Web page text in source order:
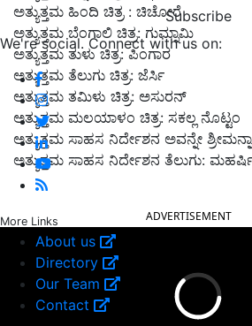
Subscribe
We're social. Connect with us on:
More Links
About us
Directory
Our Team
Contact
ಅತ್ಯುತ್ತಮ ಹಿಂದಿ ಚಿತ್ರ : ಚಿಚೋರೆ
ಅತ್ಯುತ್ತಮ ಬೆಂಗಾಲಿ ಚಿತ್ರ: ಗುಮ್ನಾಮಿ
ಅತ್ಯುತ್ತಮ ತುಳು ಚಿತ್ರ: ಪಿಂಗಾರ
ಅತ್ಯುತ್ತಮ ತೆಲುಗು ಚಿತ್ರ: ಜೆರ್ಸಿ
ಅತ್ಯುತ್ತಮ ತಮಿಳು ಚಿತ್ರ: ಅಸುರನ್​
ಅತ್ಯುತ್ತಮ ಮಲಯಾಳಂ ಚಿತ್ರ: ಸಕಲ್ಲ ನೊಟ್ಟಂ
ಅತ್ಯುತ್ತಮ ಸಾಹಸ ನಿರ್ದೇಶನ ಅವನ್ನೇ
ಅತ್ಯುತ್ತಮ ಸಾಹಸ ನಿರ್ದೇಶನ ತೆಲುಗು:
ADVERTISEMENT